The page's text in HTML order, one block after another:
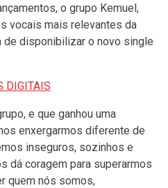
o grupo Kemuel,
vocais mais relevantes da
de disponibilizar o novo single
DIGITAIS
e que ganhou uma
enxergarmos diferente de
inseguros, sozinhos e
dá coragem para superarmos
quem nós somos,